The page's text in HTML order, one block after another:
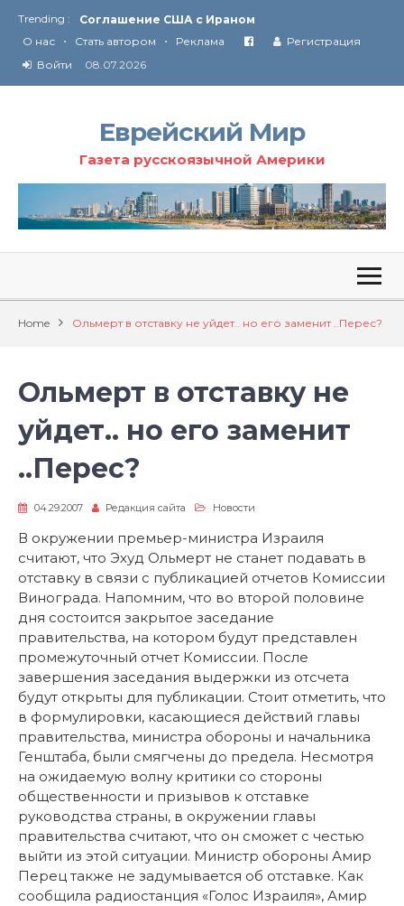
Trending :
Соглашение США с Ираном
Технология Революции в Иране
О нас • Стать автором • Реклама
Регистрация
Войти
08.07.2026
Еврейский Мир
Газета русскоязычной Америки
Home Ольмерт в отставку не уйдет.. но его заменит ..Перес?
Ольмерт в отставку не
уйдет.. но его заменит
..Перес?
04.29.2007 Редакция сайта Новости
В окружении премьер-министра Израиля
считают, что Эхуд Ольмерт не станет подавать в
отставку в связи с публикацией отчетов Комиссии
Винограда. Напомним, что во второй половине
дня состоится закрытое заседание
правительства, на котором будут представлен
промежуточный отчет Комиссии. После
завершения заседания выдержки из отсчета
будут открыты для публикации. Стоит отметить, что
в формулировки, касающиеся действий главы
правительства, министра обороны и начальника
Генштаба, были смягчены до предела. Несмотря
на ожидаемую волну критики со стороны
общественности и призывов к отставке
руководства страны, в окружении главы
правительства считают, что он сможет с честью
выйти из этой ситуации. Министр обороны Амир
Перец также не задумывается об отставке. Как
сообщила радиостанция «Голос Израиля», Амир